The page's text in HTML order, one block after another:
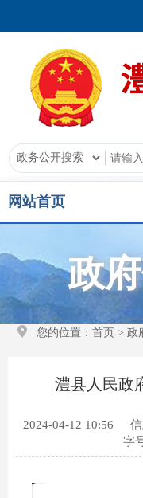
网站首页
政
您的位置： 首页 > 政
澧县人民政
2024-04-12 10:56
字